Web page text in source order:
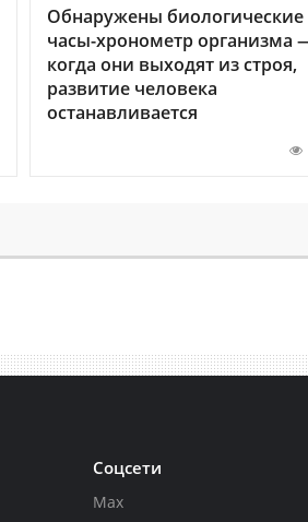
Обнаружены биологические
часы-хронометр организма
когда они выходят из строя,
развитие человека
останавливается
Соцсети
Max